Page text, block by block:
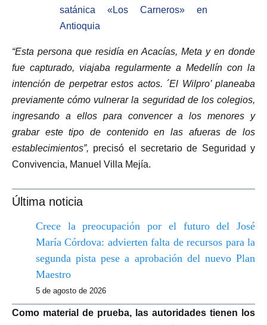
satánica «Los Carneros» en
Antioquia
“Esta persona que residía en Acacías, Meta y en donde
fue capturado, viajaba regularmente a Medellín con la
intención de perpetrar estos actos. ´El Wilpro’ planeaba
previamente cómo vulnerar la seguridad de los colegios,
ingresando a ellos para convencer a los menores y
grabar este tipo de contenido en las afueras de los
establecimientos”, precisó el secretario de Seguridad y
Convivencia, Manuel Villa Mejía.
Última noticia
Crece la preocupación por el futuro del José
María Córdova: advierten falta de recursos para la
segunda pista pese a aprobación del nuevo Plan
Maestro
5 de agosto de 2026
Como material de prueba, las autoridades tienen los